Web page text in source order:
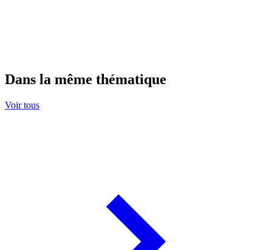
Dans la même thématique
Voir tous